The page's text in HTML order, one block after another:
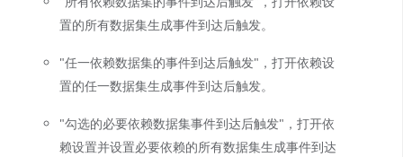
置的所有数据集生成事件到达后触发。
"任一依赖数据集的事件到达后触发"，打开依赖设
置的任一数据集生成事件到达后触发。
"勾选的必要依赖数据集事件到达后触发"，打开依
赖设置并设置必要依赖的所有数据集生成事件到达